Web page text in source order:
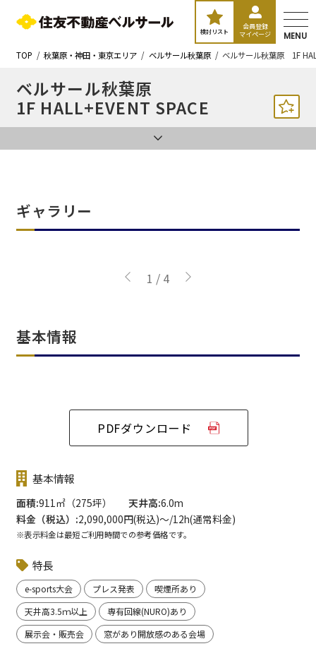
検討リスト
会員登録
マイページ
MENU
TOP
秋葉原・神田・東京エリア ベルサール秋葉原 ベルサール秋葉原 1F
ベルサール秋葉原
1F HALL+EVENT SPACE
ギャラリー
1 / 4
基本情報
PDFダウンロード
基本情報
面積 911㎡（275坪） 天井高 6.0m
料金（税込）
2,090,000円(税込)〜/12h(通常料金)
※表示料金は最短ご利用時間での参考価格です。
特長
e-sports大会 プレス発表
喫煙所あり
天井高3.5ｍ以上
専有回線(NURO)あり
展示会・販売会
窓があり開放感のある会場